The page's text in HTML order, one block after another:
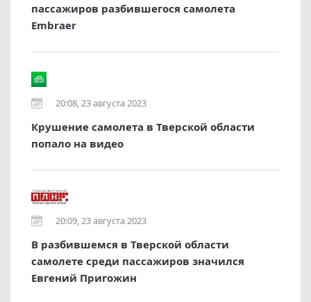
пассажиров разбившегося самолета
Embraer
20:08, 23 августа 2023
Крушение самолета в Тверской области
попало на видео
20:09, 23 августа 2023
В разбившемся в Тверской области
самолете среди пассажиров значился
Евгений Пригожин